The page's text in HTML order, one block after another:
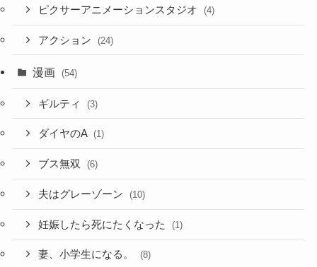
ピクサーアニメーションスタジオ (4)
アクション (24)
漫画 (54)
ギルティ (3)
ダイヤのA (1)
ブス無双 (6)
夫はグレーゾーン (10)
妊娠したら死にたくなった (1)
妻、小学生になる。 (8)